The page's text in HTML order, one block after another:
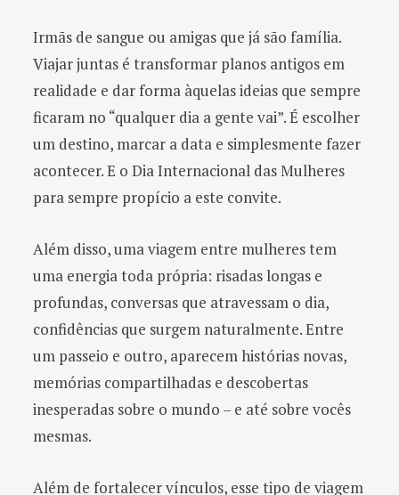
Irmãs de sangue ou amigas que já são família.
Viajar juntas é transformar planos antigos em
realidade e dar forma àquelas ideias que sempre
ficaram no “qualquer dia a gente vai”. É escolher
um destino, marcar a data e simplesmente fazer
acontecer. E o Dia Internacional das Mulheres
para sempre propício a este convite.
Além disso, uma viagem entre mulheres tem
uma energia toda própria: risadas longas e
profundas, conversas que atravessam o dia,
confidências que surgem naturalmente. Entre
um passeio e outro, aparecem histórias novas,
memórias compartilhadas e descobertas
inesperadas sobre o mundo – e até sobre vocês
mesmas.
Além de fortalecer vínculos, esse tipo de viagem